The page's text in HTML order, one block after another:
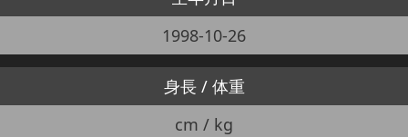
1998-10-26
身長 / 体重
cm / kg